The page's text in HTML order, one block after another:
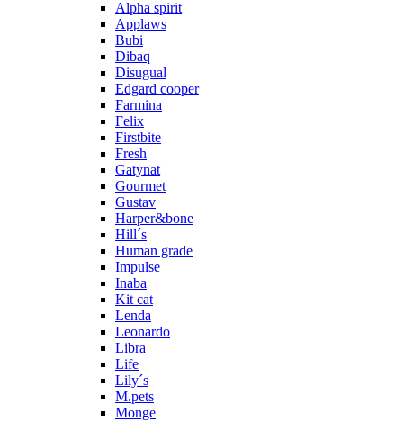
Alpha spirit
Applaws
Bubi
Dibaq
Disugual
Edgard cooper
Farmina
Felix
Firstbite
Fresh
Gatynat
Gourmet
Gustav
Harper&bone
Hill´s
Human grade
Impulse
Inaba
Kit cat
Lenda
Leonardo
Libra
Life
Lily´s
M.pets
Monge